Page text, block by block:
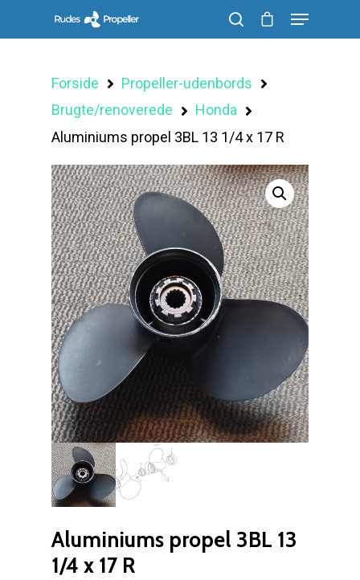
Forside
Propeller-udenbords
Brugte/renoverede
Honda
Aluminiums propel 3BL 13 1/4 x 17 R
Aluminiums propel 3BL 13
1/4 x 17 R